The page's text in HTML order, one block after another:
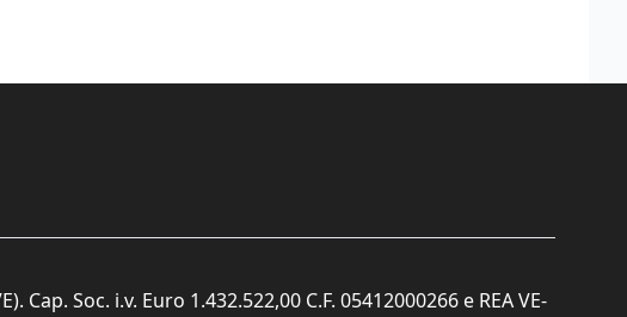
Soc. i.v. Euro 1.432.522,00 C.F. 05412000266 e REA VE-